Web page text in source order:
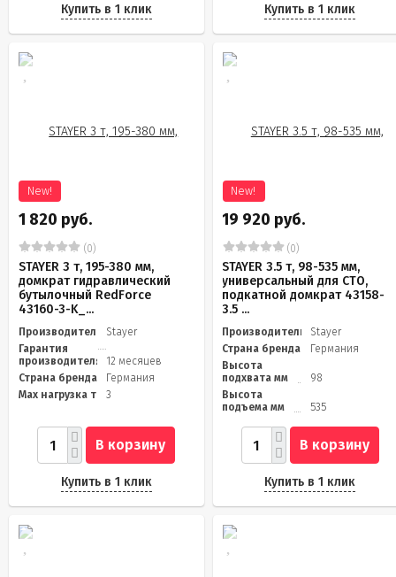
Купить в 1 клик Купить в 1 клик
1 820 руб.
New!
(0)
STAYER 3 т, 195-380 мм,
домкрат гидравлический
бутылочный RedForce
43160-3-K_...
Производитель
Stayer
Гарантия
производителя
12 месяцев
Страна бренда
Германия
Max нагрузка т
3
В корзину
Купить в 1 клик
19 920 руб.
New!
(0)
STAYER 3.5 т, 98-535 мм,
универсальный для СТО,
подкатной домкрат 43158-
3.5 ...
Производитель
Stayer
Страна бренда
Германия
Высота
подхвата мм
98
Высота
подъема мм
535
В корзину
Купить в 1 клик